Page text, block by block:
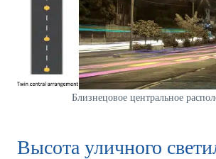
Близнецовое центральное
Высота уличного